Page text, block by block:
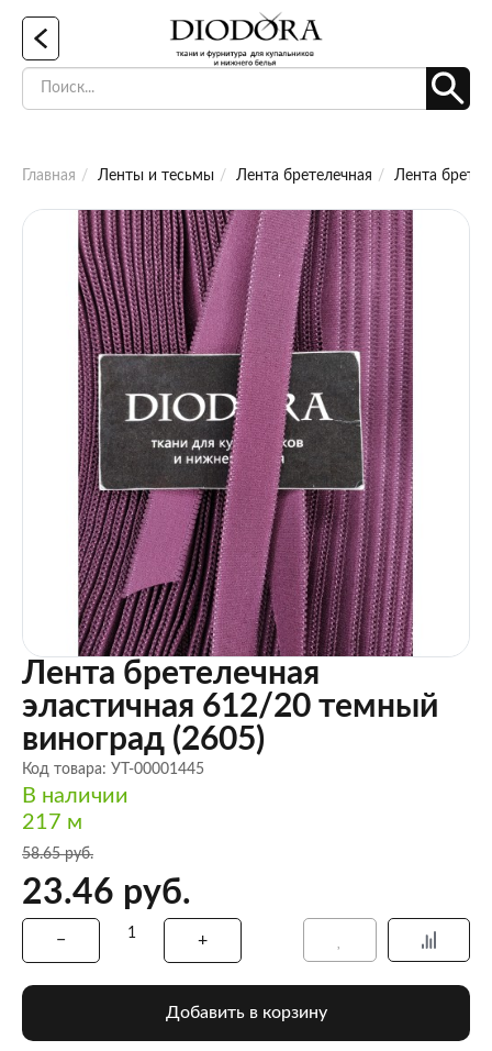
Главная Ленты и тесьмы Лента бретелечная Лента
Лента бретелечная
эластичная 612/20 темный
виноград (2605)
Код товара: УТ-00001445
В наличии
217 м
58.65 руб.
23.46 руб.
Добавить в корзину